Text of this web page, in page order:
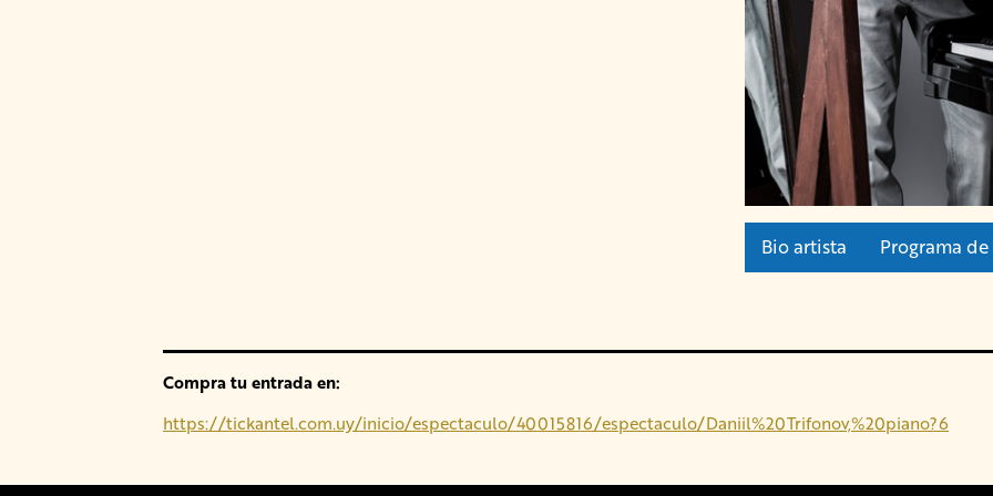
Bio artista Programa
Compra tu entrada en:
https://tickantel.com.uy/inicio/espectaculo/40015816/espectaculo/Daniil%20Trifonov,%20piano?6